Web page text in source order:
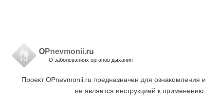
OPnevmonii.ru
О заболеваниях органов дыхания
Проект OPnevmonii.ru предназначен для ознакомления и
не является инструкцией к применению.